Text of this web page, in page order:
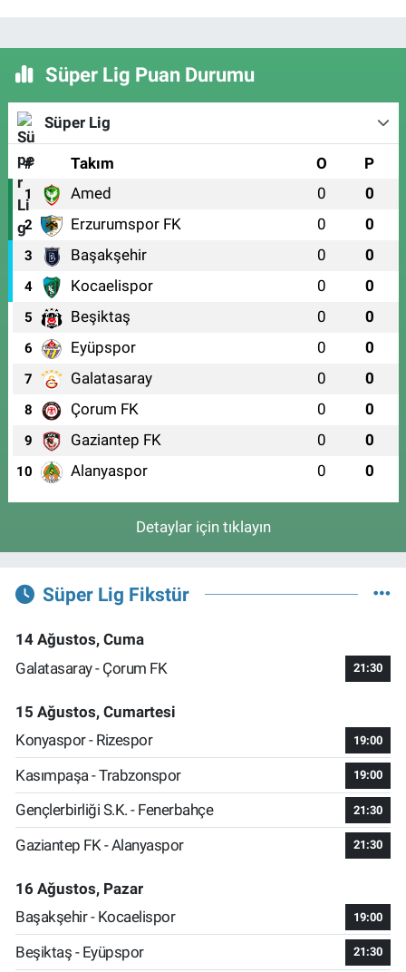
Süper Lig Puan Durumu
Süper Lig
# Takım O P
1 Amed 0 0
2 Erzurumspor FK 0 0
3 Başakşehir 0 0
4 Kocaelispor 0 0
5 Beşiktaş 0 0
6 Eyüpspor 0 0
7 Galatasaray 0 0
8 Çorum FK 0 0
9 Gaziantep FK 0 0
10 Alanyaspor 0 0
Detaylar için tıklayın
Süper Lig Fikstür
14 Ağustos, Cuma
Galatasaray - Çorum FK
21:30
15 Ağustos, Cumartesi
Konyaspor - Rizespor
19:00
Kasımpaşa - Trabzonspor 19:00
Gençlerbirliği S.K. - Fenerbahçe 21:30
Gaziantep FK - Alanyaspor 21:30
16 Ağustos, Pazar
Başakşehir - Kocaelispor
19:00
Beşiktaş - Eyüpspor 21:30